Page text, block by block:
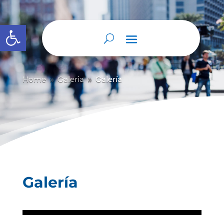
Abrir barra de herramientas
Home 9 Galeria 9 Galería
Galería